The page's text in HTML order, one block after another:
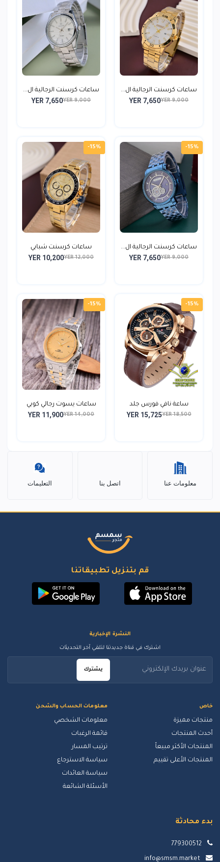
ساعات كرسنت الرجالية ال...
YER 9,000
YER 7,650
ساعات كرسنت الرجالية ال...
YER 9,000
YER 7,650
-15%
ساعات كرسنت الرجالية ال...
YER 9,000
YER 7,650
-15%
ساعات كرسنت شبابي
ستايل...YER 12,000
YER 10,200
-15%
ساعة نافي فورس جلد
شباب...YER 18,500
YER 15,725
-15%
ساعات يسوت رجالي كوبي
و...YER 14,000
YER 11,900
معلومات عنا اتصل بنا التعليمات
قم بتنزيل تطبيقاتنا
خاص
منتجات مميزة
أحدث المنتجات
المنتجات الأكثر مبيعاً
المنتجات الأعلى تقييم
معلومات الحساب والشحن
معلومات الشخصي
قائمة الرغبات
ترتيب المسار
سياسة الاسترجاع
سياسة العائدات
الأسئلة الشائعة
النشرة الإخبارية
اشترك في قناة جديدتنا لتلقي آخر التحديثات
يشترك
بدء محادثة
779300512
info@smsm.market